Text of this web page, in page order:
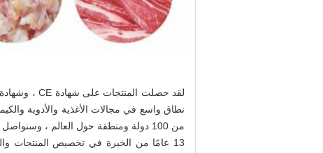
نطاق واسع في مجالات الأغذية والأدوية
من 100 دولة ومنطقة حول العالم ، وسنواصل خلق المزيد من الفوائد الاقتصادية لعملائنا.
13 عامًا من الخبرة في تخصيص المنتجات